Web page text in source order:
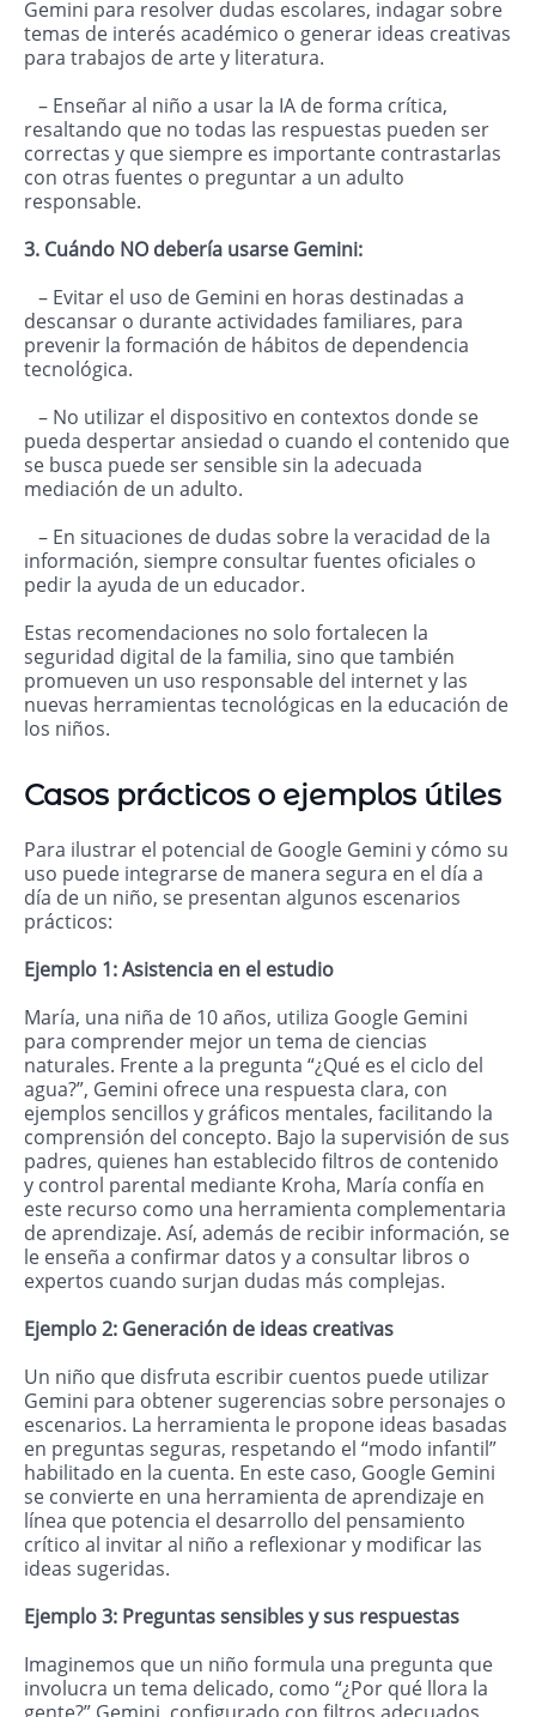
Gemini para resolver dudas escolares, indagar sobre
temas de interés académico o generar ideas creativas
para trabajos de arte y literatura.
– Enseñar al niño a usar la IA de forma crítica,
resaltando que no todas las respuestas pueden ser
correctas y que siempre es importante contrastarlas
con otras fuentes o preguntar a un adulto
responsable.
3. Cuándo NO debería usarse Gemini:
– Evitar el uso de Gemini en horas destinadas a
descansar o durante actividades familiares, para
prevenir la formación de hábitos de dependencia
tecnológica.
– No utilizar el dispositivo en contextos donde se
pueda despertar ansiedad o cuando el contenido que
se busca puede ser sensible sin la adecuada
mediación de un adulto.
– En situaciones de dudas sobre la veracidad de la
información, siempre consultar fuentes oficiales o
pedir la ayuda de un educador.
Estas recomendaciones no solo fortalecen la
seguridad digital de la familia, sino que también
promueven un uso responsable del internet y las
nuevas herramientas tecnológicas en la educación de
los niños.
Casos prácticos o ejemplos útiles
Para ilustrar el potencial de Google Gemini y cómo su
uso puede integrarse de manera segura en el día a
día de un niño, se presentan algunos escenarios
prácticos:
Ejemplo 1: Asistencia en el estudio
María, una niña de 10 años, utiliza Google Gemini
para comprender mejor un tema de ciencias
naturales. Frente a la pregunta “¿Qué es el ciclo del
agua?”, Gemini ofrece una respuesta clara, con
ejemplos sencillos y gráficos mentales, facilitando la
comprensión del concepto. Bajo la supervisión de sus
padres, quienes han establecido filtros de contenido
y control parental mediante Kroha, María confía en
este recurso como una herramienta complementaria
de aprendizaje. Así, además de recibir información, se
le enseña a confirmar datos y a consultar libros o
expertos cuando surjan dudas más complejas.
Ejemplo 2: Generación de ideas creativas
Un niño que disfruta escribir cuentos puede utilizar
Gemini para obtener sugerencias sobre personajes o
escenarios. La herramienta le propone ideas basadas
en preguntas seguras, respetando el “modo infantil”
habilitado en la cuenta. En este caso, Google Gemini
se convierte en una herramienta de aprendizaje en
línea que potencia el desarrollo del pensamiento
crítico al invitar al niño a reflexionar y modificar las
ideas sugeridas.
Ejemplo 3: Preguntas sensibles y sus respuestas
Imaginemos que un niño formula una pregunta que
involucra un tema delicado, como “¿Por qué llora la